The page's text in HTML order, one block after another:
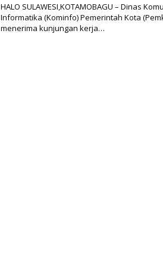
HALO SULAWESI,KOTAMOBAGU – Dinas
Informatika (Kominfo) Pemerintah Kota
menerima kunjungan kerja…